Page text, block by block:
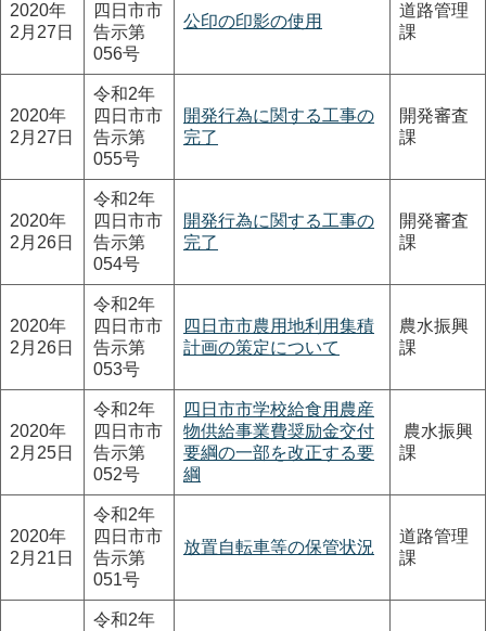
2020年
2月27日
四日市市
告示第
056号
公印の印影の使用
道路管理
課
2020年
2月27日
令和2年
四日市市
告示第
055号
開発行為に関する工事の
完了
開発審査
課
2020年
2月26日
令和2年
四日市市
告示第
054号
開発行為に関する工事の
完了
開発審査
課
2020年
2月26日
令和2年
四日市市
告示第
053号
四日市市農用地利用集積
計画の策定について
農水振興
課
2020年
2月25日
令和2年
四日市市
告示第
052号
四日市市学校給食用農産
物供給事業費奨励金交付
要綱の一部を改正する要
綱
農水振興
課
2020年
2月21日
令和2年
四日市市
告示第
051号
放置自転車等の保管状況
道路管理
課
令和2年